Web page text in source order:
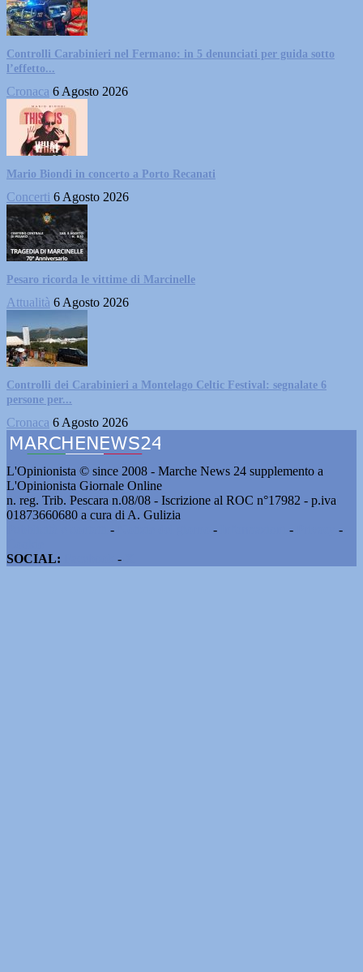
Controlli Carabinieri nel Fermano: in 5 denunciati per guida sotto
l’effetto...
Cronaca 6 Agosto 2026
Mario Biondi in concerto a Porto Recanati
Concerti 6 Agosto 2026
Pesaro ricorda le vittime di Marcinelle
Attualità 6 Agosto 2026
Controlli dei Carabinieri a Montelago Celtic Festival: segnalate 6
persone per...
Cronaca 6 Agosto 2026
L'Opinionista © since 2008 - Marche News 24 supplemento a
L'Opinionista Giornale Online
n. reg. Trib. Pescara n.08/08 - Iscrizione al ROC n°17982 - p.iva
01873660680 a cura di A. Gulizia
- - -
-
SOCIAL:
-